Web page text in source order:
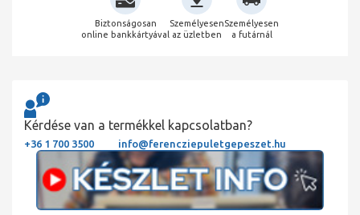
Biztonságosan
online bankkártyával
Személyesen
az üzletben
Személyesen
a futárnál
Kérdése van a termékkel kapcsolatban?
+36 1 700 3500 info@ferencziepuletgepeszet.hu